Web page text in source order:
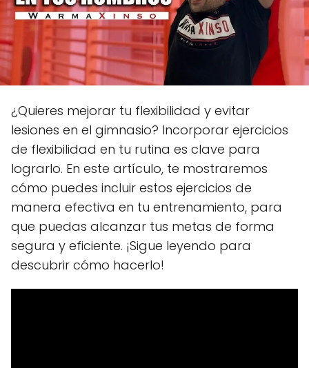
¿Quieres mejorar tu flexibilidad y evitar
lesiones en el gimnasio? Incorporar ejercicios
de flexibilidad en tu rutina es clave para
lograrlo. En este artículo, te mostraremos
cómo puedes incluir estos ejercicios de
manera efectiva en tu entrenamiento, para
que puedas alcanzar tus metas de forma
segura y eficiente. ¡Sigue leyendo para
descubrir cómo hacerlo!